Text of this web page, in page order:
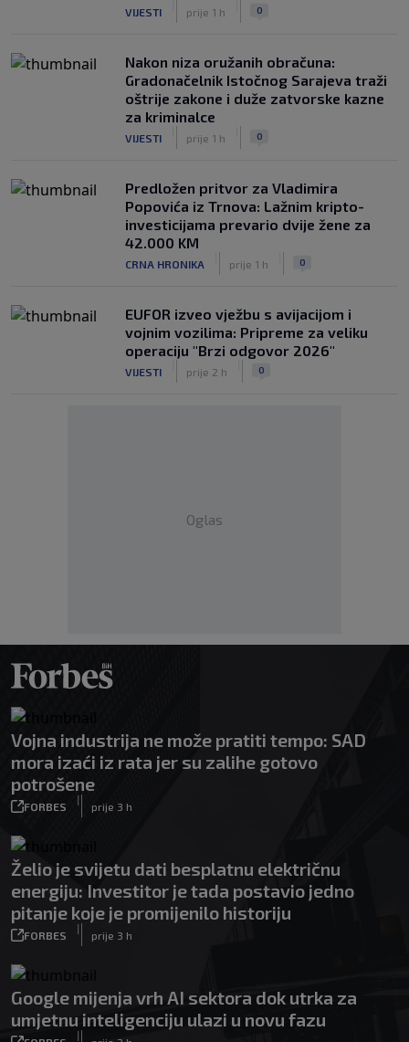
VIJESTI prije 1 h 0
Nakon niza oružanih obračuna:
Gradonačelnik Istočnog Sarajeva traži
oštrije zakone i duže zatvorske kazne
za kriminalce
VIJESTI prije 1 h 0
Predložen pritvor za Vladimira
Popovića iz Trnova: Lažnim kripto-
investicijama prevario dvije žene za
42.000 KM
CRNA HRONIKA prije 1 h 0
EUFOR izveo vježbu s avijacijom i
vojnim vozilima: Pripreme za veliku
operaciju "Brzi odgovor 2026"
VIJESTI prije 2 h 0
Oglas
Vojna industrija ne može pratiti tempo: SAD
mora izaći iz rata jer su zalihe gotovo
potrošene
FORBES
|
prije 3 h
Želio je svijetu dati besplatnu električnu
energiju: Investitor je tada postavio jedno
pitanje koje je promijenilo historiju
FORBES
|
prije 3 h
Google mijenja vrh AI sektora dok utrka za
umjetnu inteligenciju ulazi u novu fazu
|